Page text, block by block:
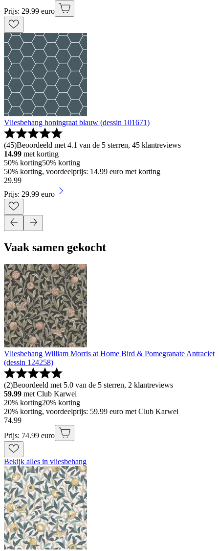
Prijs: 29.99 euro
Vliesbehang honingraat blauw (dessin 101671)
(45)Beoordeeld met 4.1 van de 5 sterren, 45 klantreviews
14.99 met korting
50% korting50% korting
50% korting, voordeelprijs: 14.99 euro met korting
29.99
Prijs: 29.99 euro
Vaak samen gekocht
Vliesbehang William Morris at Home Bird & Pomegranate Antraciet
(dessin 124258)
(2)Beoordeeld met 5.0 van de 5 sterren, 2 klantreviews
59.99 met Club Karwei
20% korting20% korting
20% korting, voordeelprijs: 59.99 euro met Club Karwei
74.99
Prijs: 74.99 euro
Bekijk alles in vliesbehang